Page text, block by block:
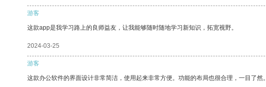
游客
这款app是我学习路上的良师益友，让我能够随时随地学习新知识，拓宽视野。
2024-03-25
游客
这款办公软件的界面设计非常简洁，使用起来非常方便。功能的布局也很合理，一目了然。